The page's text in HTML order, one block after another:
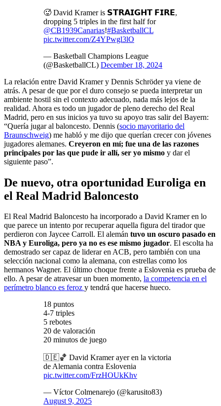
🥵 David Kramer is 𝗦𝗧𝗥𝗔𝗜𝗚𝗛𝗧 𝗙𝗜𝗥𝗘,
dropping 5 triples in the first half for
@CB1939Canarias!#BasketballCL
pic.twitter.com/Z4YPwgl3lO
— Basketball Champions League
(@BasketballCL) December 18, 2024
La relación entre David Kramer y Dennis Schröder ya viene de
atrás. A pesar de que por el duro consejo se pueda interpretar un
ambiente hostil sin el contexto adecuado, nada más lejos de la
realidad. Ahora es todo un jugador de pleno derecho del Real
Madrid, pero en sus inicios ya tuvo su apoyo tras salir del Bayern:
“Quería jugar al baloncesto. Dennis (socio mayoritario del
Braunschweig) me habló y me dijo que querían crecer con jóvenes
jugadores alemanes. Creyeron en mí; fue una de las razones
principales por las que pude ir allí, ser yo mismo y dar el
siguiente paso”.
De nuevo, otra oportunidad Euroliga en
el Real Madrid Baloncesto
El Real Madrid Baloncesto ha incorporado a David Kramer en lo
que parece un intento por recuperar aquella figura del tirador que
perdieron con Jaycee Carroll. El alemán tuvo un oscuro pasado en
NBA y Euroliga, pero ya no es ese mismo jugador. El escolta ha
demostrado ser capaz de liderar en ACB, pero también con una
selección nacional como la alemana, con estrellas como los
hermanos Wagner. El último choque frente a Eslovenia es prueba de
ello. A pesar de atravesar un buen momento, la competencia en el
perímetro blanco es feroz y tendrá que hacerse hueco.
18 puntos
4-7 triples
5 rebotes
20 de valoración
20 minutos de juego
🇩🇪🏀 David Kramer ayer en la victoria
de Alemania contra Eslovenia
pic.twitter.com/FrzHOUkKhv
— Víctor Colmenarejo (@karusito83)
August 9, 2025